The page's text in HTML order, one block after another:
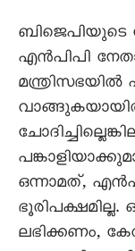
ബിജെപിയുടെ
എന്‍പിപി
മന്ത്രിസഭയില്‍
ഒന്നാമത്,
ലഭിക്കണം,